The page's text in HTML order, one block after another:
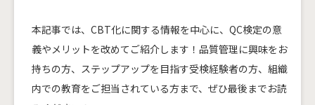
本記事では、CBT化に関する情報を中心に、QC検定の意
義やメリットを改めてご紹介します！品質管理に興味をお
持ちの方、ステップアップを目指す受検経験者の方、組織
内での教育をご担当されている方まで、ぜひ最後までお読